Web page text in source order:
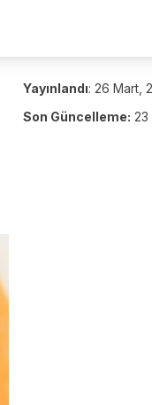
Yayınlandı: 26 Mart,
Son Güncelleme: 23